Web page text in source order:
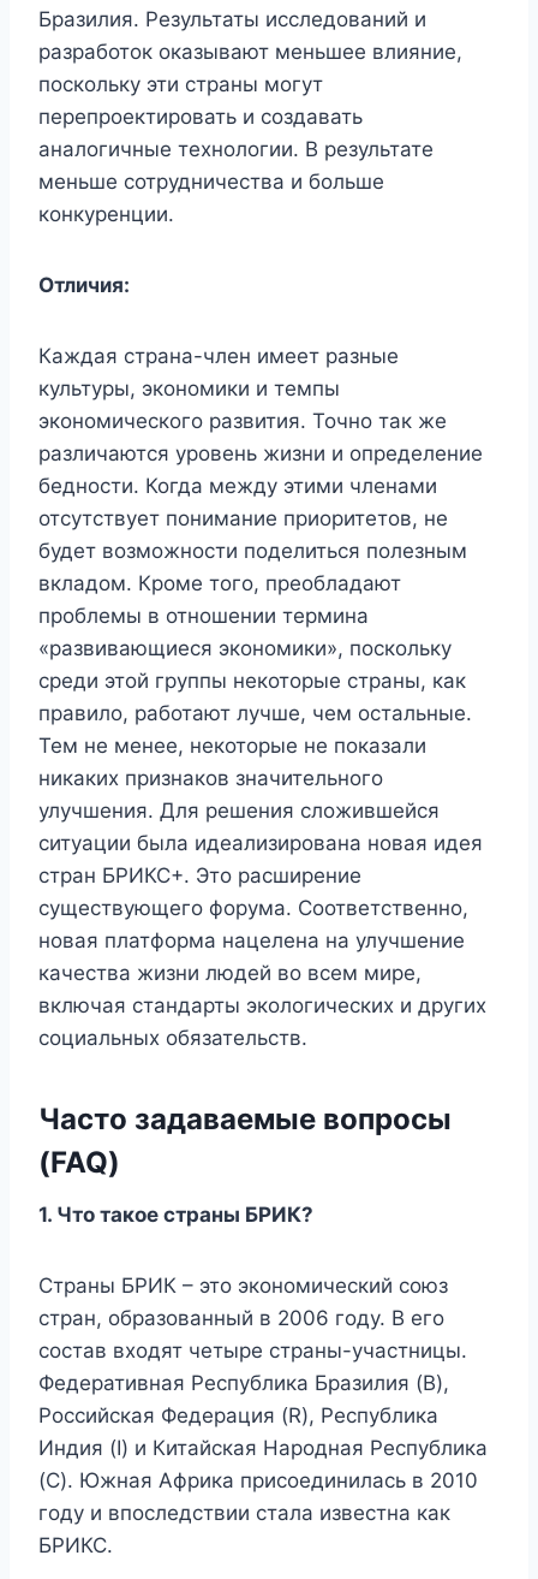
Бразилия. Результаты исследований и
разработок оказывают меньшее влияние,
поскольку эти страны могут
перепроектировать и создавать
аналогичные технологии. В результате
меньше сотрудничества и больше
конкуренции.
Отличия:
Каждая страна-член имеет разные
культуры, экономики и темпы
экономического развития. Точно так же
различаются уровень жизни и определение
бедности. Когда между этими членами
отсутствует понимание приоритетов, не
будет возможности поделиться полезным
вкладом. Кроме того, преобладают
проблемы в отношении термина
«развивающиеся экономики», поскольку
среди этой группы некоторые страны, как
правило, работают лучше, чем остальные.
Тем не менее, некоторые не показали
никаких признаков значительного
улучшения. Для решения сложившейся
ситуации была идеализирована новая идея
стран БРИКС+. Это расширение
существующего форума. Соответственно,
новая платформа нацелена на улучшение
качества жизни людей во всем мире,
включая стандарты экологических и других
социальных обязательств.
Часто задаваемые вопросы
(FAQ)
1. Что такое страны БРИК?
Страны БРИК – это экономический союз
стран, образованный в 2006 году. В его
состав входят четыре страны-участницы.
Федеративная Республика Бразилия (B),
Российская Федерация (R), Республика
Индия (I) и Китайская Народная Республика
(C). Южная Африка присоединилась в 2010
году и впоследствии стала известна как
БРИКС.